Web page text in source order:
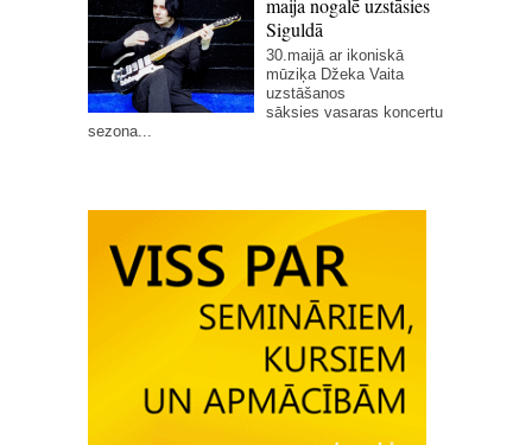
Siguldā
30.maijā ar ikoniskā
mūziķa Džeka Vaita
uzstāšanos
sāksies vasaras koncertu
sezona...